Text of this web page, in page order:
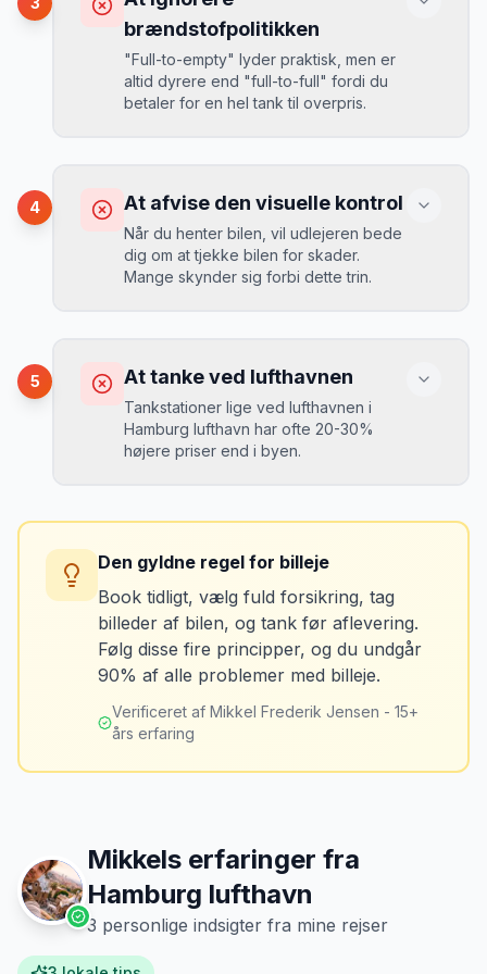
MJ
Mikkels erfaring
“I august 2024 så jeg priserne i
Hamburg lufthavn stige fra 189 kr/dag
til 349 kr/dag på bare 2 uger. Book
tidligt!”
opkrævet tusindvis af kroner.
Løsning
Book altid med fuld kaskoforsikring uden
MJ
Mikkels erfaring September 2023
“ En lille bule i døren kostede mig 8.000
kr. i selvrisiko. Siden har jeg altid
brændstofpolitikken
"Full-to-empty" lyder praktisk, men er
altid dyrere end "full-to-full" fordi du
betaler for en hel tank til overpris.
Du betaler 20-30% mere for brændstof,
da udlejeren tager høje benzinpriser.
Løsning
4 At afvise den visuelle kontrol
Når du henter bilen, vil udlejeren bede
dig om at tjekke bilen for skader.
Mange skynder sig forbi dette trin.
Du kan blive opkrævet for skader, der
var der før du fik bilen.
Løsning
brændstofmåleren.
MJ
Mikkels erfaring Oktober 2024
“Jeg fotograferer altid bilen fra alle
vinkler ved afhentning. Det har reddet
5 At tanke ved lufthavnen
Tankstationer lige ved lufthavnen i
Hamburg lufthavn har ofte 20-30%
højere priser end i byen.
sidste tankning.
Tank bilen op et par kilometer fra
lufthavnen dagen før aflevering. Priserne
er markant lavere.
Den gyldne regel for billeje
Book tidligt, vælg fuld forsikring, tag
billeder af bilen, og tank før aflevering.
Følg disse fire principper, og du undgår
90% af alle problemer med billeje.
Verificeret af Mikkel Frederik Jensen - 15+
års erfaring
Mikkels erfaringer fra
Hamburg lufthavn
3 personlige indsigter fra mine rejser